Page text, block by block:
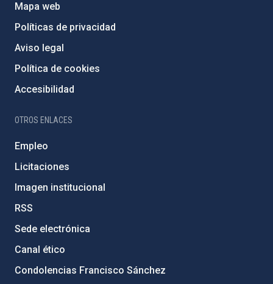
Mapa web
Políticas de privacidad
Aviso legal
Política de cookies
Accesibilidad
OTROS ENLACES
Empleo
Licitaciones
Imagen institucional
RSS
Sede electrónica
Canal ético
Condolencias Francisco Sánchez